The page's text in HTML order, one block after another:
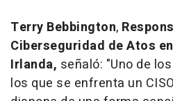
Terry Bebbington,
Ciberseguridad de Atos
Irlanda, señaló: "Uno de
los que se enfrenta un